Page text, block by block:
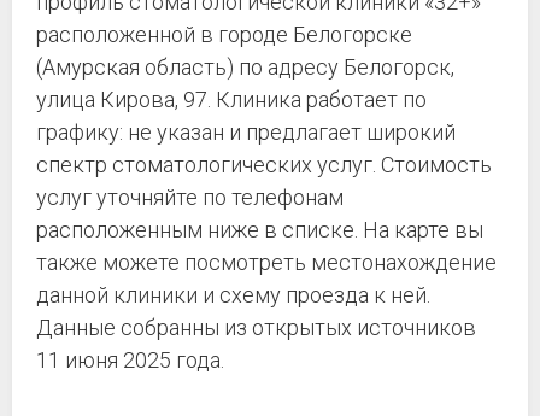
расположенной в городе Белогорске
(Амурская область) по адресу Белогорск,
улица Кирова, 97. Клиника работает по
графику: не указан и предлагает широкий
спектр стоматологических услуг. Стоимость
услуг уточняйте по телефонам
расположенным ниже в списке. На карте вы
также можете посмотреть местонахождение
данной клиники и схему проезда к ней.
Данные собранны из открытых источников
11 июня 2025 года.